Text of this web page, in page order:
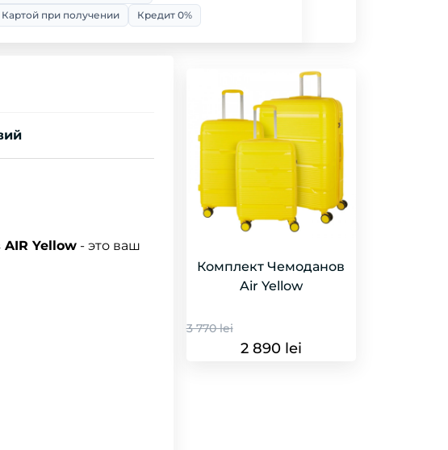
Картой при получении
Кредит 0%
Комплект Чемоданов
Air Yellow
3 770 lei
2 890 lei
Yellow - это ваш